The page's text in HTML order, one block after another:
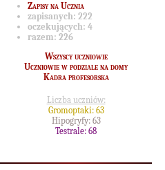
Zapisy na Ucznia
zapisanych: 222
oczekujących: 4
razem: 226
Wszyscy uczniowie
Uczniowie w podziale na domy
Kadra profesorska
Liczba uczniów:
Gromoptaki: 63
Hipogryfy: 63
Testrale: 68